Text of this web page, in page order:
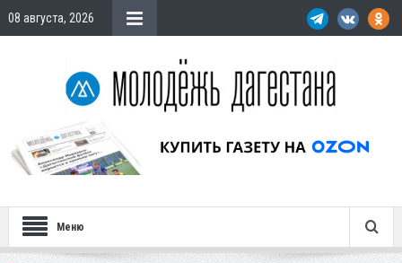
08 августа, 2026
Меню